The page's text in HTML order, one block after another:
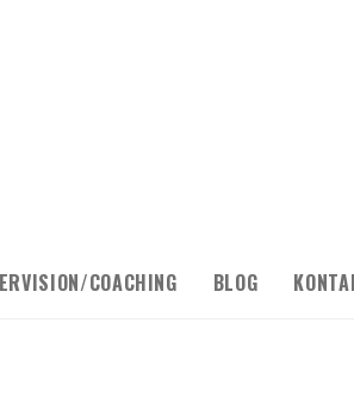
COACHING BLOG